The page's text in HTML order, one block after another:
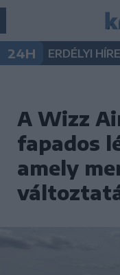
24H ERDÉLYI
A Wizz
fapados
amely